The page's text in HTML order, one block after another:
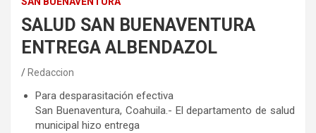
SALUD SAN BUENAVENTURA
ENTREGA ALBENDAZOL
Redaccion
Para desparasitación efectiva
San Buenaventura, Coahuila.- El departamento de salud
municipal hizo entrega